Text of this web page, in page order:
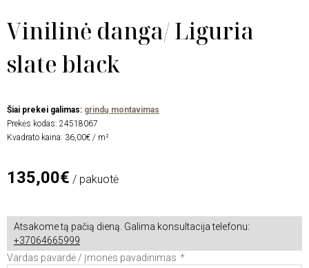
Vinilinė danga/ Liguria
slate black
Šiai prekei galimas: grindų montavimas
Prekės kodas: 24518067
Kvadrato kaina: 36,00€ / m²
135,00€ / pakuotė
Atsakome tą pačią dieną. Galima konsultacija telefonu:
+37064665999
Vardas pavardė / Įmonės pavadinimas